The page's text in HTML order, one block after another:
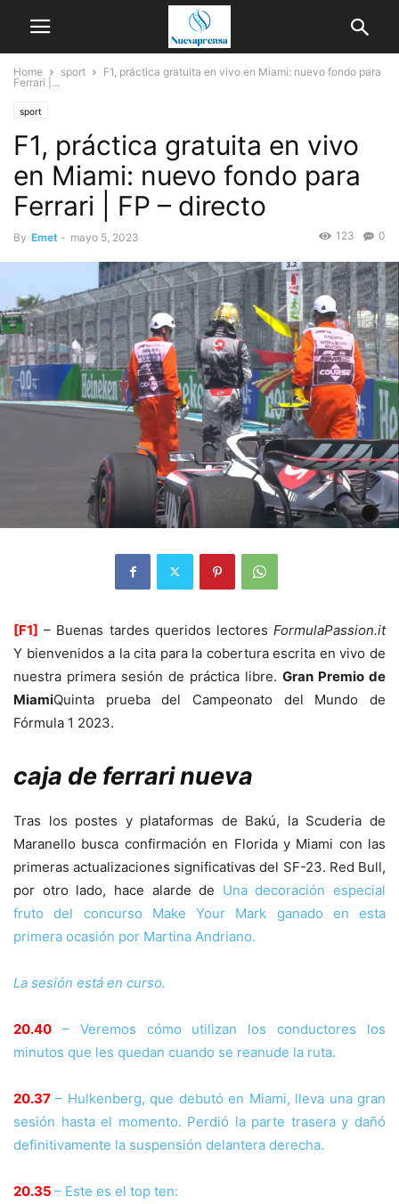
Home sport
F1, práctica gratuita en vivo en Miami: nuevo fondo para
Ferrari |...
sport
F1, práctica gratuita en vivo
en Miami: nuevo fondo para
Ferrari | FP – directo
By Emet - mayo 5, 2023 0
123
[F1] – Buenas tardes queridos lectores FormulaPassion.it
Y bienvenidos a la cita para la cobertura escrita en vivo de
nuestra primera sesión de práctica libre. Gran Premio de
MiamiQuinta prueba del Campeonato del Mundo de
Fórmula 1 2023.
caja de ferrari nueva
Tras los postes y plataformas de Bakú, la Scuderia de
Maranello busca confirmación en Florida y Miami con las
primeras actualizaciones significativas del SF-23. Red Bull,
por otro lado, hace alarde de Una decoración especial
fruto del concurso Make Your Mark ganado en esta
primera ocasión por Martina Andriano.
La sesión está en curso.
20.40 – Veremos cómo utilizan los conductores los
minutos que les quedan cuando se reanude la ruta.
20.37 – Hulkenberg, que debutó en Miami, lleva una gran
sesión hasta el momento. Perdió la parte trasera y dañó
definitivamente la suspensión delantera derecha.
20.35 – Este es el top ten: